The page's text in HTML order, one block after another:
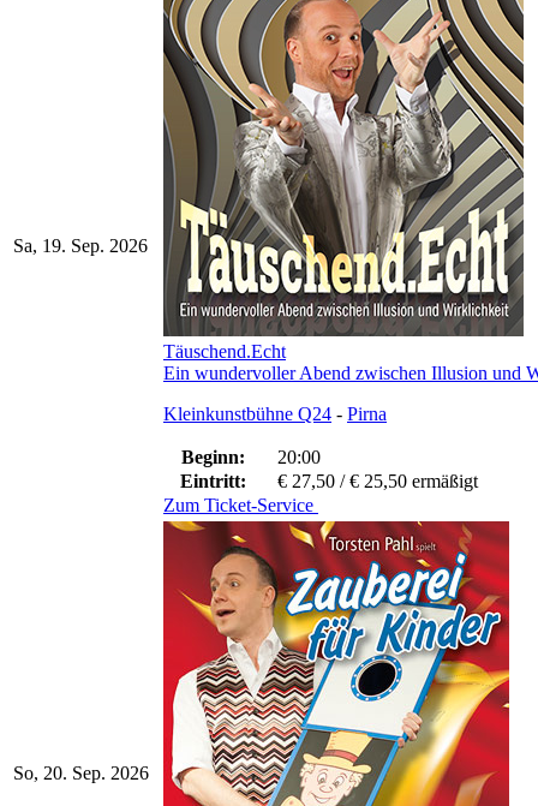
Sa, 19. Sep. 2026
Täuschend.Echt
Ein wundervoller Abend zwischen Illusion und
Kleinkunstbühne Q24 - Pirna
Beginn:
20:00
Eintritt:
€ 27,50 / € 25,50 ermäßigt
Zum Ticket-Service
So, 20. Sep. 2026